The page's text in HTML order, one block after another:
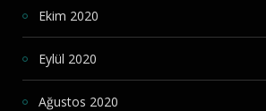
Ekim 2020
Eylül 2020
Ağustos 2020